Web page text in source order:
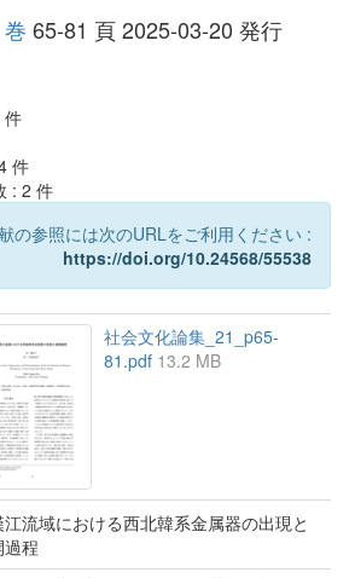
65-81 頁 2025-03-20 発行
件
件
: 2 件
の参照には次のURLをご利用ください :
https://doi.org/10.24568/55538
社会文化論集_21_p65-
81.pdf 13.2 MB
江流域における西北韓系金属器の出現と
過程